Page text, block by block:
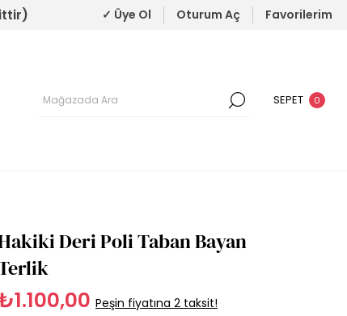
✓ Üye Ol Oturum Aç Favorilerim
SEPET 0
Deri Poli Taban Bayan
Peşin fiyatına 2 taksit!